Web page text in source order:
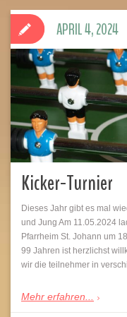
Kicker-Turnier
Dieses Jahr gibt es mal
und Jung Am 11.05.2024
Pfarrheim St. Johann um
99 Jahren ist herzlichst
wir die teilnehmer in
Mehr erfahren...
APRIL 4, 2024